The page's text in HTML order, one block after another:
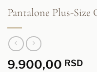
Pantalone Plus-
9.900,00 RSD